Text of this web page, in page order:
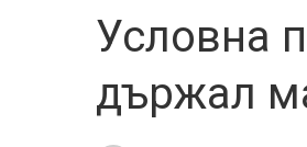
Условна
държал